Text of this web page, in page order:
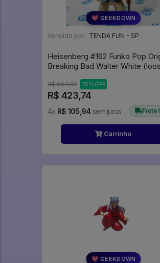
💖 GEEKDOWN
Vendido por: TENDA FUN - SP
Heisenberg #162 Funko Pop
Breaking Bad Walter White
R$ 564,99 25% OFF
R$ 423,74
4x R$ 105,94 sem juros Frete
Carrinho
💖 GEEKDOWN